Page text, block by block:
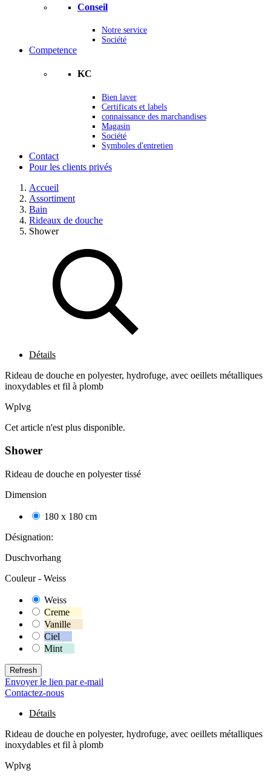
Conseil
Notre service
Société
Competence
KC
Bien laver
Certificats et labels
connaissance des marchandises
Magasin
Société
Symboles d'entretien
Contact
Pour les clients privés
Accueil
Assortiment
Bain
Rideaux de douche
Shower
Détails
Rideau de douche en polyester, hydrofuge, avec oeillets métalliques
inoxydables et fil à plomb
Wplvg
Cet article n'est plus disponible.
Shower
Rideau de douche en polyester tissé
Dimension
180 x 180 cm
Désignation:
Duschvorhang
Couleur - Weiss
Weiss
Creme
Vanille
Ciel
Mint
Envoyer le lien par e-mail
Contactez-nous
Détails
Rideau de douche en polyester, hydrofuge, avec oeillets métalliques
inoxydables et fil à plomb
Wplvg